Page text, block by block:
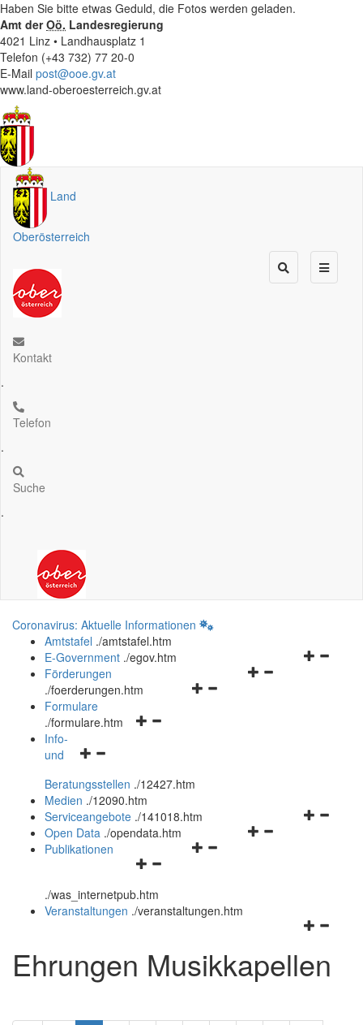
Haben Sie bitte etwas Geduld, die Fotos werden geladen.
Amt derOö. Landesregierung
4021 Linz • Landhausplatz 1
Telefon (+43 732) 77 20-0
E-Mail post@ooe.gv.at
www.land-oberoesterreich.gv.at
Land
Oberösterreich
Kontakt
.
Telefon
.
Suche
.
Coronavirus: Aktuelle Informationen
Amtstafel ./amtstafel.htm
Navigationsmenü
E-Government ./egov.htm
Navigationsmenü
Förderungen
./foerderungen.htm
Navigationsmenü
Formulare
./formulare.htm
Navigationsmenü
und
schließen
Info-
und
Beratungsstellen ./12427.htm
Medien ./12090.htm
Navigationsmenü
Serviceangebote ./141018.htm
Navigationsmenü
Open Data ./opendata.htm
Navigationsmenü
und
schließen
Publikationen
./was_internetpub.htm
und
schließen
Veranstaltungen ./veranstaltungen.htm
Ehrungen Musikkapellen